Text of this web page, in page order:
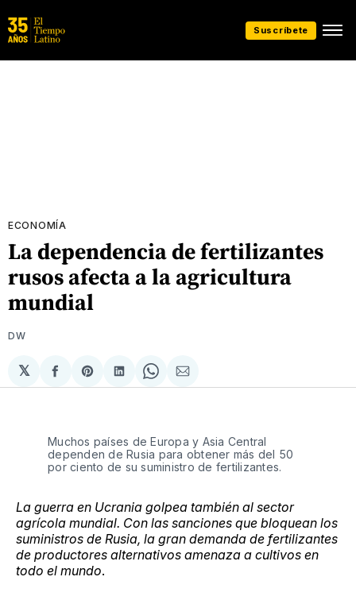
Suscríbete
ECONOMÍA
La dependencia de fertilizantes
rusos afecta a la agricultura
mundial
DW
𝕏
Compartir
en
Share
on
Compartir
en
Share
on
Compartir
via
Muchos países de Europa y Asia Central
dependen de Rusia para obtener más del 50
por ciento de su suministro de fertilizantes.
La guerra en Ucrania golpea también al sector
agrícola mundial. Con las sanciones que bloquean los
suministros de Rusia, la gran demanda de fertilizantes
de productores alternativos amenaza a cultivos en
todo el mundo.